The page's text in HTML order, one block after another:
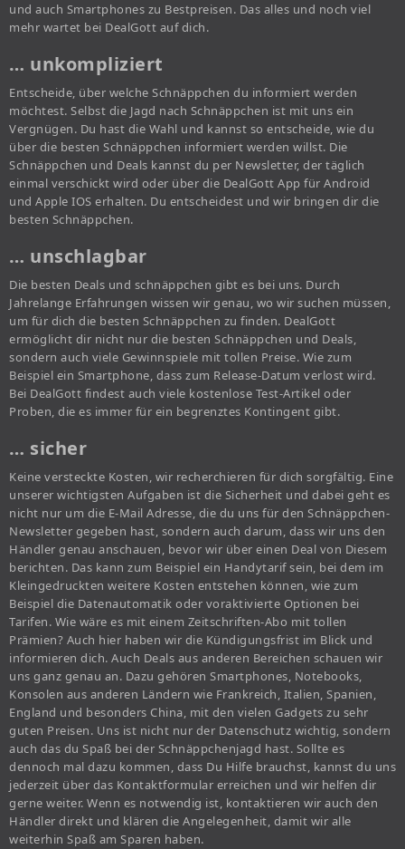
und auch Smartphones zu Bestpreisen. Das alles und noch viel
mehr wartet bei DealGott auf dich.
… unkompliziert
Entscheide, über welche Schnäppchen du informiert werden
möchtest. Selbst die Jagd nach Schnäppchen ist mit uns ein
Vergnügen. Du hast die Wahl und kannst so entscheide, wie du
über die besten Schnäppchen informiert werden willst. Die
Schnäppchen und Deals kannst du per Newsletter, der täglich
einmal verschickt wird oder über die DealGott App für Android
und Apple IOS erhalten. Du entscheidest und wir bringen dir die
besten Schnäppchen.
… unschlagbar
Die besten Deals und schnäppchen gibt es bei uns. Durch
Jahrelange Erfahrungen wissen wir genau, wo wir suchen müssen,
um für dich die besten Schnäppchen zu finden. DealGott
ermöglicht dir nicht nur die besten Schnäppchen und Deals,
sondern auch viele Gewinnspiele mit tollen Preise. Wie zum
Beispiel ein Smartphone, dass zum Release-Datum verlost wird.
Bei DealGott findest auch viele kostenlose Test-Artikel oder
Proben, die es immer für ein begrenztes Kontingent gibt.
… sicher
Keine versteckte Kosten, wir recherchieren für dich sorgfältig. Eine
unserer wichtigsten Aufgaben ist die Sicherheit und dabei geht es
nicht nur um die E-Mail Adresse, die du uns für den Schnäppchen-
Newsletter gegeben hast, sondern auch darum, dass wir uns den
Händler genau anschauen, bevor wir über einen Deal von Diesem
berichten. Das kann zum Beispiel ein Handytarif sein, bei dem im
Kleingedruckten weitere Kosten entstehen können, wie zum
Beispiel die Datenautomatik oder voraktivierte Optionen bei
Tarifen. Wie wäre es mit einem Zeitschriften-Abo mit tollen
Prämien? Auch hier haben wir die Kündigungsfrist im Blick und
informieren dich. Auch Deals aus anderen Bereichen schauen wir
uns ganz genau an. Dazu gehören Smartphones, Notebooks,
Konsolen aus anderen Ländern wie Frankreich, Italien, Spanien,
England und besonders China, mit den vielen Gadgets zu sehr
guten Preisen. Uns ist nicht nur der Datenschutz wichtig, sondern
auch das du Spaß bei der Schnäppchenjagd hast. Sollte es
dennoch mal dazu kommen, dass Du Hilfe brauchst, kannst du uns
jederzeit über das Kontaktformular erreichen und wir helfen dir
gerne weiter. Wenn es notwendig ist, kontaktieren wir auch den
Händler direkt und klären die Angelegenheit, damit wir alle
weiterhin Spaß am Sparen haben.